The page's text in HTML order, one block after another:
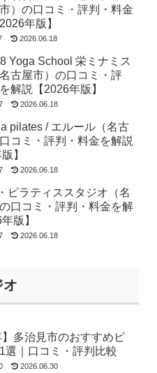
市）の口コミ・評判・料金
年版】
2026.06.18
Yoga School 栄ミナミス
古屋市）の口コミ・評
解説【2026年版】
2026.06.18
pilates / エルール（名古
コミ・評判・料金を解説
】
2026.06.18
ピラティススタジオ（名
口コミ・評判・料金を解
版】
2026.06.18
】多治見市のおすすめピ
選｜口コミ・評判比較
2026.06.30